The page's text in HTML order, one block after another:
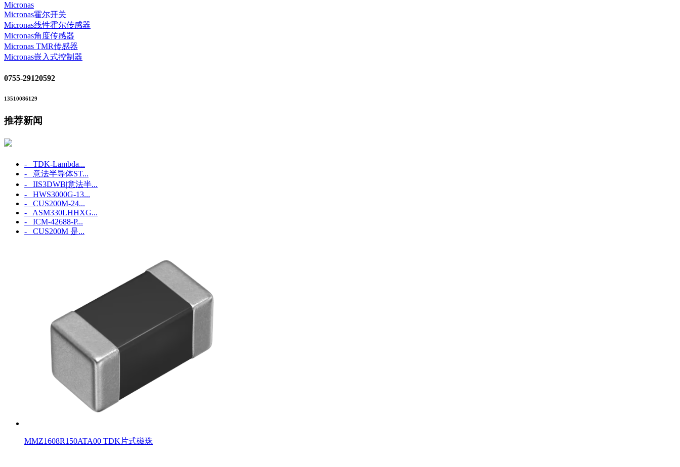
Micronas
Micronas霍尔开关
Micronas线性霍尔传感器
Micronas角度传感器
Micronas TMR传感器
Micronas嵌入式控制器
0755-29120592
13510086129
推荐新闻
- TDK-Lambda...
- 意法半导体ST...
- IIS3DWB|意法半...
- HWS3000G-13...
- CUS200M-24...
- ASM330LHHXG...
- ICM‑42688‑P...
- CUS200M 是...
MMZ1608R150ATA00 TDK片式磁珠